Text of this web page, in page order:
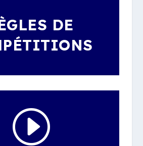
DE
I